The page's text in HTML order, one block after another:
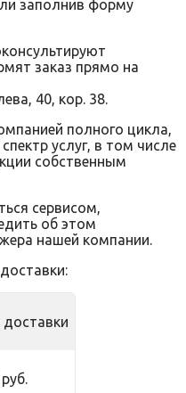
заполнив форму
заказ прямо на
40, кор. 38.
полного цикла,
услуг, в том числе
собственным
сервисом,
об этом
нашей компании.